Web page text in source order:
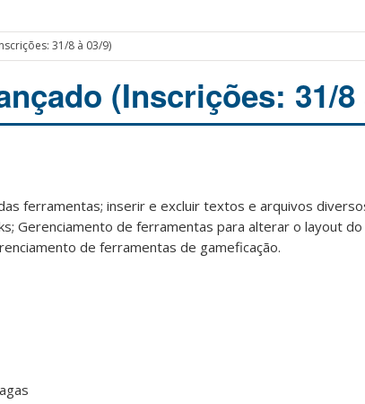
31/8 à 03/9)
(Inscrições: 31/8
ferramentas; inserir e excluir textos e arquivos
Gerenciamento de ferramentas para alterar o layout
de ferramentas de gameficação.